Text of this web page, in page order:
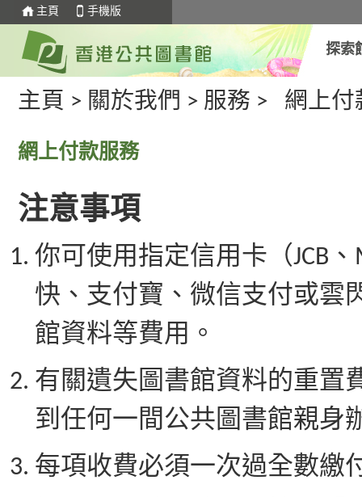
主頁 手機版
探索
主頁 > 關於我們 > 服務 > 網上付
網上付款服務
注意事項
你可使用指定信用卡（JCB
快、支付寶、微信支付或雲
館資料等費用。
有關遺失圖書館資料的重置
到任何一間公共圖書館親身
每項收費必須一次過全數繳